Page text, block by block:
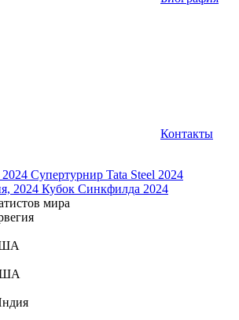
Контакты
Супертурнир Tata Steel 2024
2024 Кубок Синкфилда 2024
мира